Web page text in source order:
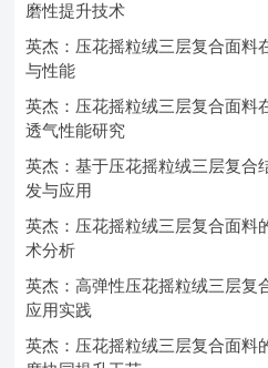
磨性提升技术
英杰：压花摇粒绒三层复合面料
与性能
英杰：压花摇粒绒三层复合面料
透气性能研究
英杰：基于压花摇粒绒三层复合
发与应用
英杰：压花摇粒绒三层复合面料
术分析
英杰：高弹性压花摇粒绒三层复
应用实践
英杰：压花摇粒绒三层复合面料